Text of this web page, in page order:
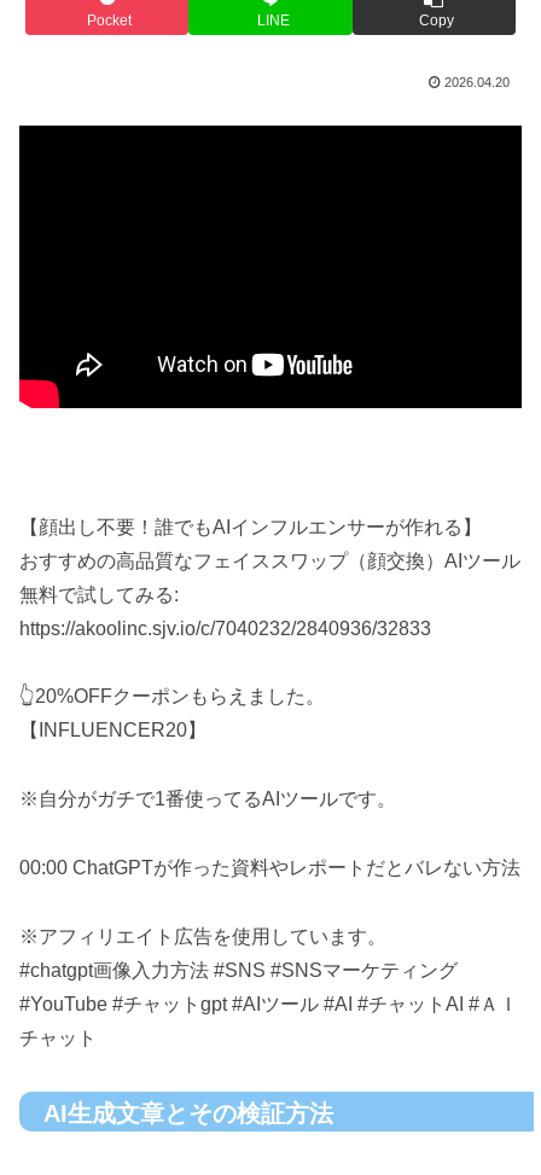
Pocket LINE Copy
2026.04.20
【顔出し不要！誰でもAIインフルエンサーが作れる】
おすすめの高品質なフェイススワップ（顔交換）AIツール
無料で試してみる:
https://akoolinc.sjv.io/c/7040232/2840936/32833
👆20%OFFクーポンもらえました。
【INFLUENCER20】
※自分がガチで1番使ってるAIツールです。
00:00 ChatGPTが作った資料やレポートだとバレない方法
※アフィリエイト広告を使用しています。
#chatgpt画像入力方法 #SNS #SNSマーケティング
#YouTube #チャットgpt #AIツール #AI #チャットAI #ＡＩ
チャット
AI生成文章とその検証方法